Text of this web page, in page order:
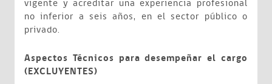
vigente y acreditar una experiencia profesional
no inferior a seis años, en el sector público o
privado.
Aspectos Técnicos para desempeñar el cargo
(EXCLUYENTES)